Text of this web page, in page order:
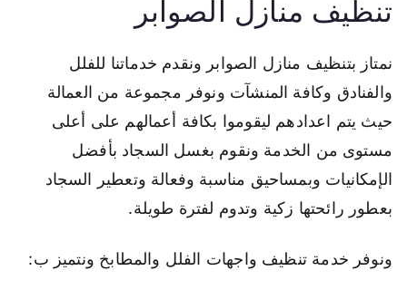
تنظيف منازل الصوابر
نمتاز بتنظيف منازل الصوابر ونقدم خدماتنا للفلل
والفنادق وكافة المنشآت ونوفر مجموعة من العمالة
حيث يتم اعدادهم ليقوموا بكافة أعمالهم على أعلى
مستوى من الخدمة ونقوم بغسل السجاد بأفضل
الإمكانيات وبمساحيق مناسبة وفعالة وتعطير السجاد
بعطور رائحتها زكية وتدوم لفترة طويلة.
ونوفر خدمة تنظيف واجهات الفلل والمطابخ ونتميز ب: